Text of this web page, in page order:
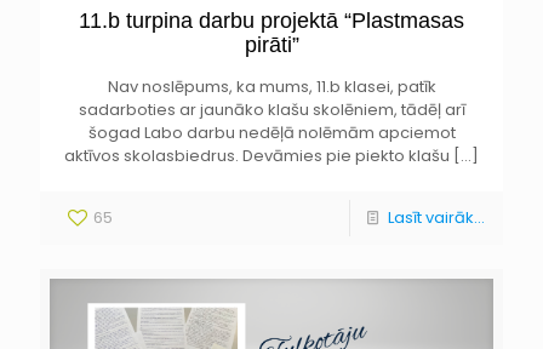
11.b turpina darbu projektā “Plastmasas
pirāti”
Nav noslēpums, ka mums, 11.b klasei, patīk
sadarboties ar jaunāko klašu skolēniem, tādēļ arī
šogad Labo darbu nedēļā nolēmām apciemot
aktīvos skolasbiedrus. Devāmies pie piekto klašu […]
65 Lasīt vairāk...